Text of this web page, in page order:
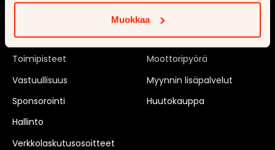
Muokkaa
Rekrytointi
Toimipisteet
Vastuullisuus
Sponsorointi
Hallinto
Verkkolaskutusosoitteet
Matkailuauto
Matkailuvaunu
Moottoripyörä
Myynnin lisäpalvelut
Huutokauppa